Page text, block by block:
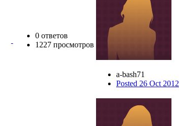
0 ответов
1227 просмотров
a-bash71
Posted 26 Oct 2012